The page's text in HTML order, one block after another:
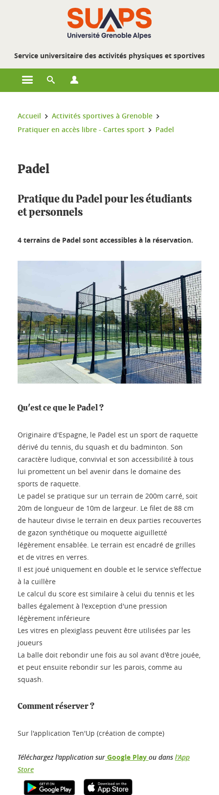
Service universitaire des activités physiques et sportives
Ouvrir le menu principal
Ouvrir le moteur de recherche
Vous êtes ici :
Accueil
Activités sportives à Grenoble
Pratiquer en accès libre - Cartes sport
Padel
Padel
Pratique du Padel pour les étudiants
et personnels
4 terrains de Padel sont accessibles à la réservation.
Qu'est ce que le Padel ?
Originaire d'Espagne, le Padel est un sport de raquette
dérivé du tennis, du squash et du badminton. Son
caractère ludique, convivial et son accessibilité à tous
lui promettent un bel avenir dans le domaine des
sports de raquette.
Le padel se pratique sur un terrain de 200m carré, soit
20m de longueur de 10m de largeur. Le filet de 88 cm
de hauteur divise le terrain en deux parties recouvertes
de gazon synthétique ou moquette aiguilletté
légèrement ensablée. Le terrain est encadré de grilles
et de vitres en verres.
Il est joué uniquement en double et le service s'effectue
à la cuillère
Le calcul du score est similaire à celui du tennis et les
balles également à l'exception d'une pression
légèrement inférieure
Les vitres en plexiglass peuvent être utilisées par les
joueurs
La balle doit rebondir une fois au sol avant d'être jouée,
et peut ensuite rebondir sur les parois, comme au
squash.
Comment réserver ?
Sur l'application Ten'Up (création de compte)
Téléchargez l'application sur Google Play ou dans l'App
Store